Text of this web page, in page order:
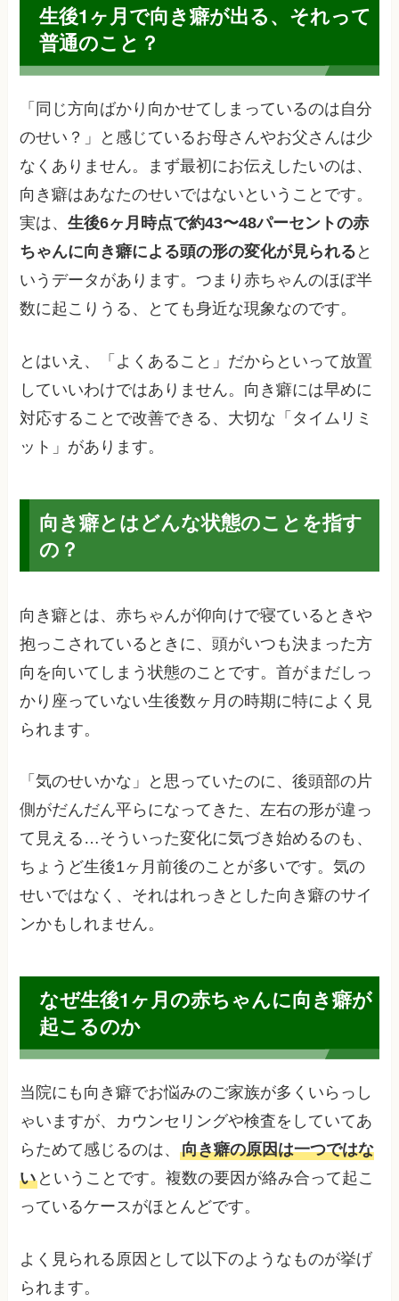
生後1ヶ月で向き癖が出る、それって
普通のこと？
「同じ方向ばかり向かせてしまっているのは自分
のせい？」と感じているお母さんやお父さんは少
なくありません。まず最初にお伝えしたいのは、
向き癖はあなたのせいではないということです。
実は、生後6ヶ月時点で約43〜48パーセントの赤
ちゃんに向き癖による頭の形の変化が見られる と
いうデータがあります。つまり赤ちゃんのほぼ半
数に起こりうる、とても身近な現象なのです。
とはいえ、「よくあること」だからといって放置
していいわけではありません。向き癖には早めに
対応することで改善できる、大切な「タイムリミ
ット」があります。
向き癖とはどんな状態のことを指す
の？
向き癖とは、赤ちゃんが仰向けで寝ているときや
抱っこされているときに、頭がいつも決まった方
向を向いてしまう状態のことです。首がまだしっ
かり座っていない生後数ヶ月の時期に特によく見
られます。
「気のせいかな」と思っていたのに、後頭部の片
側がだんだん平らになってきた、左右の形が違っ
て見える…そういった変化に気づき始めるのも、
ちょうど生後1ヶ月前後のことが多いです。気の
せいではなく、それはれっきとした向き癖のサイ
ンかもしれません。
なぜ生後1ヶ月の赤ちゃんに向き癖が
起こるのか
当院にも向き癖でお悩みのご家族が多くいらっし
ゃいますが、カウンセリングや検査をしていてあ
らためて感じるのは、向き癖の原因は一つではな
い ということです。複数の要因が絡み合って起こ
っているケースがほとんどです。
よく見られる原因として以下のようなものが挙げ
られます。